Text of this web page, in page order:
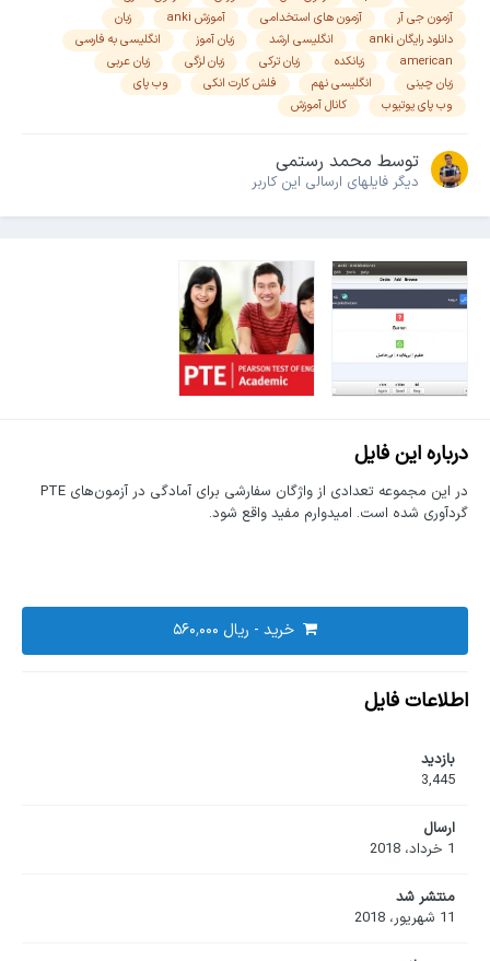
آزمون جی آر
آزمون های استخدامی آموزش anki
زبان
دانلود رایگان anki
انگلیسی ارشد زبان آموز
انگلیسی به فارسی
american
زبانکده زبان ترکی زبان لزگی
زبان عربی
زبان چینی
انگلیسی نهم فلش کارت انکی
وب پای
وب پای یوتیوب
کانال آموزش
توسط محمد رستمی
دیگر فایل‎های ارسالی این کاربر
درباره این فایل
در این مجموعه تعدادی از واژگان سفارشی برای آمادگی در آزمون‌های PTE
گردآوری شده است. امیدوارم مفید واقع شود.
خرید -
اطلاعات فایل
بازدید
3,445
ارسال
1 خرداد، 2018
منتشر شد
11 شهریور، 2018